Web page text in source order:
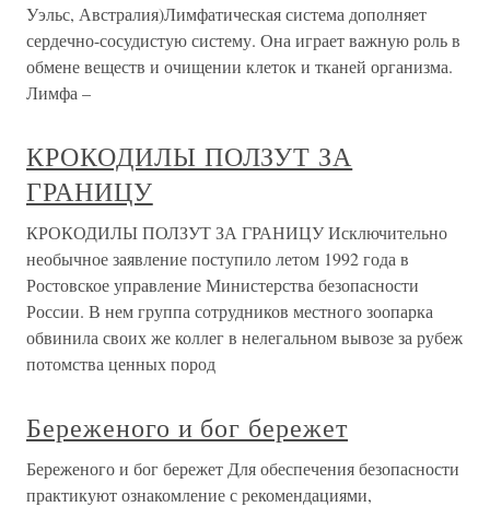
Уэльс, Австралия)Лимфатическая система дополняет
сердечно-сосудистую систему. Она играет важную роль в
обмене веществ и очищении клеток и тканей организма.
Лимфа –
КРОКОДИЛЫ ПОЛЗУТ ЗА
ГРАНИЦУ
КРОКОДИЛЫ ПОЛЗУТ ЗА ГРАНИЦУ Исключительно
необычное заявление поступило летом 1992 года в
Ростовское управление Министерства безопасности
России. В нем группа сотрудников местного зоопарка
обвинила своих же коллег в нелегальном вывозе за рубеж
потомства ценных пород
Береженого и бог бережет
Береженого и бог бережет Для обеспечения безопасности
практикуют ознакомление с рекомендациями,